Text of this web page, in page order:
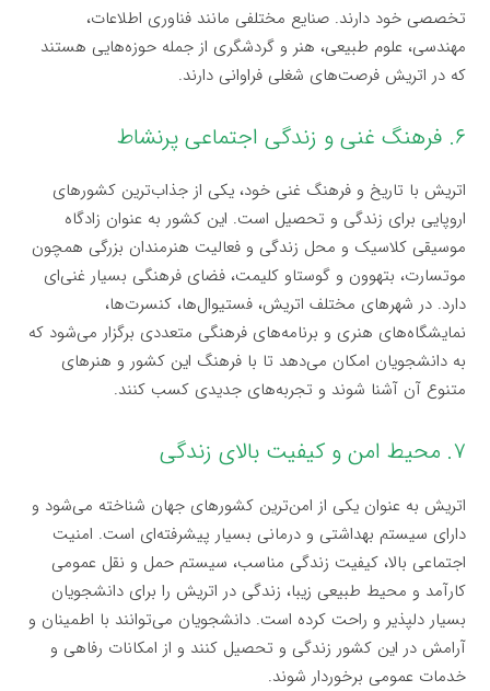
تخصصی خود دارند. صنایع مختلفی مانند فناوری اطلاعات،
مهندسی، علوم طبیعی، هنر و گردشگری از جمله حوزه‌هایی هستند
که در اتریش فرصت‌های شغلی فراوانی دارند.
۶. فرهنگ غنی و زندگی اجتماعی پرنشاط
اتریش با تاریخ و فرهنگ غنی خود، یکی از جذاب‌ترین کشورهای
اروپایی برای زندگی و تحصیل است. این کشور به عنوان زادگاه
موسیقی کلاسیک و محل زندگی و فعالیت هنرمندان بزرگی همچون
موتسارت، بتهوون و گوستاو کلیمت، فضای فرهنگی بسیار غنی‌ای
دارد. در شهرهای مختلف اتریش، فستیوال‌ها، کنسرت‌ها،
نمایشگاه‌های هنری و برنامه‌های فرهنگی متعددی برگزار می‌شود که
به دانشجویان امکان می‌دهد تا با فرهنگ این کشور و هنرهای
متنوع آن آشنا شوند و تجربه‌های جدیدی کسب کنند.
۷. محیط امن و کیفیت بالای زندگی
اتریش به عنوان یکی از امن‌ترین کشورهای جهان شناخته می‌شود و
دارای سیستم بهداشتی و درمانی بسیار پیشرفته‌ای است. امنیت
اجتماعی بالا، کیفیت زندگی مناسب، سیستم حمل و نقل عمومی
کارآمد و محیط طبیعی زیبا، زندگی در اتریش را برای دانشجویان
بسیار دلپذیر و راحت کرده است. دانشجویان می‌توانند با اطمینان و
آرامش در این کشور زندگی و تحصیل کنند و از امکانات رفاهی و
خدمات عمومی برخوردار شوند.